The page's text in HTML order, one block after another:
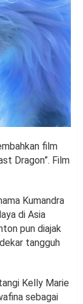
film
Dragon”. Film
Kumandra
di Asia
pun diajak
tangguh
Kelly Marie
sebagai